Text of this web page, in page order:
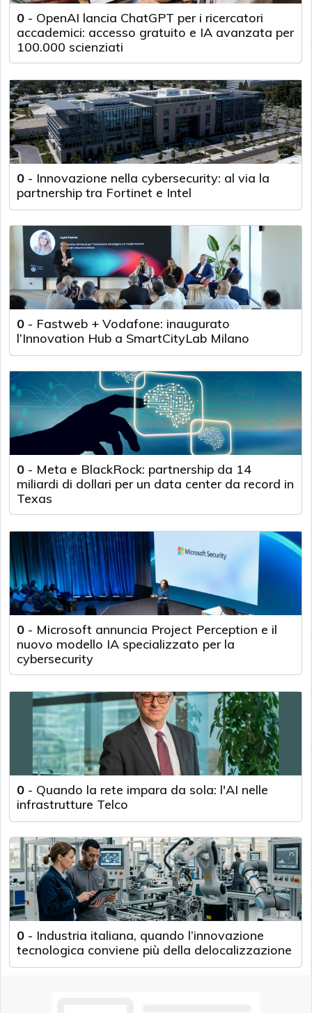
0 - OpenAI lancia ChatGPT per i ricercatori
accademici: accesso gratuito e IA avanzata per
100.000 scienziati
0 - Innovazione nella cybersecurity: al via la
partnership tra Fortinet e Intel
0 - Fastweb + Vodafone: inaugurato
l’Innovation Hub a SmartCityLab Milano
0 - Meta e BlackRock: partnership da 14
miliardi di dollari per un data center da record in
Texas
0 - Microsoft annuncia Project Perception e il
nuovo modello IA specializzato per la
cybersecurity
0 - Quando la rete impara da sola: l'AI nelle
infrastrutture Telco
0 - Industria italiana, quando l’innovazione
tecnologica conviene più della delocalizzazione